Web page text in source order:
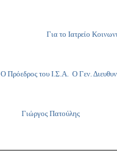
Για το Ιατρείο
Ο Πρόεδρος του Ι.Σ.Α. Ο Γεν.
Γιώργος Πατούλης